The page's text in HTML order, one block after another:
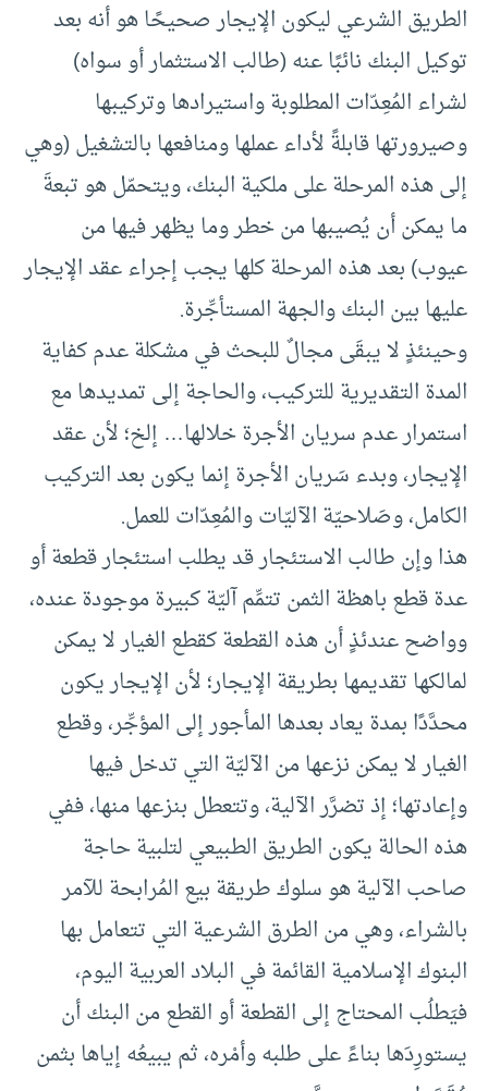
الطريق الشرعي ليكون الإيجار صحيحًا هو أنه بعد
توكيل البنك نائبًا عنه (طالب الاستثمار أو سواه)
لشراء المُعِدّات المطلوبة واستيرادها وتركيبها
وصيرورتها قابلةً لأداء عملها ومنافعها بالتشغيل (وهي
إلى هذه المرحلة على ملكية البنك، ويتحمّل هو تبعةَ
ما يمكن أن يُصيبها من خطر وما يظهر فيها من
عيوب) بعد هذه المرحلة كلها يجب إجراء عقد الإيجار
عليها بين البنك والجهة المستأجِّرة.
وحينئذٍ لا يبقَى مجالٌ للبحث في مشكلة عدم كفاية
المدة التقديرية للتركيب، والحاجة إلى تمديدها مع
استمرار عدم سريان الأجرة خلالها… إلخ؛ لأن عقد
الإيجار، وبدء سَريان الأجرة إنما يكون بعد التركيب
الكامل، وصَلاحيّة الآليّات والمُعِدّات للعمل.
هذا وإن طالب الاستئجار قد يطلب استئجار قطعة أو
عدة قطع باهظة الثمن تتمِّم آليّة كبيرة موجودة عنده،
وواضح عندئذٍ أن هذه القطعة كقطع الغيار لا يمكن
لمالكها تقديمها بطريقة الإيجار؛ لأن الإيجار يكون
محدَّدًا بمدة يعاد بعدها المأجور إلى المؤجِّر، وقطع
الغيار لا يمكن نزعها من الآليّة التي تدخل فيها
وإعادتها؛ إذ تضرَّر الآلية، وتتعطل بنزعها منها، ففي
هذه الحالة يكون الطريق الطبيعي لتلبية حاجة
صاحب الآلية هو سلوك طريقة بيع المُرابحة للآمر
بالشراء، وهي من الطرق الشرعية التي تتعامل بها
البنوك الإسلامية القائمة في البلاد العربية اليوم،
فيَطلُب المحتاج إلى القطعة أو القطع من البنك أن
يستورِدَها بناءً على طلبه وأمْره، ثم يبيعُه إياها بثمن